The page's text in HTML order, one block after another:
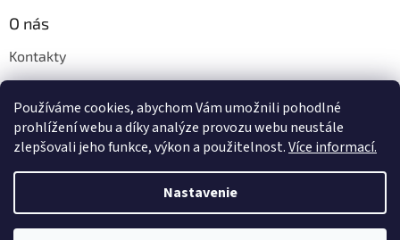
Používáme cookies, abychom Vám umožnili pohodlné
prohlížení webu a díky analýze provozu webu neustále
zlepšovali jeho funkce, výkon a použitelnost.Více informací.
Nastavenie
O nás
Kontakty
Napíšte nám
Vytvoril Shoptet